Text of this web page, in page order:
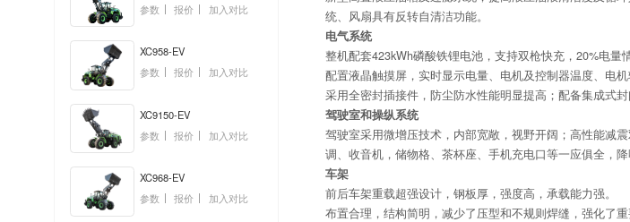
参数
报价 加入对比
XC958-EV
参数
报价 加入对比
XC9150-EV
参数
报价 加入对比
XC968-EV
参数
报价 加入对比
统、风扇具有反转自清洁功能。
电气系统
整机配套423kWh磷酸铁锂电池，支持双枪快充，20%电量
配置液晶触摸屏，实时显示电量、电机及控制器温度、电机
采用全密封插接件，防尘防水性能明显提高；配备集成式
驾驶室和操纵系统
驾驶室采用微增压技术，内部宽敞，视野开阔；高性能减
调、收音机，储物格、茶杯座、手机充电口等一应俱全，
车架
前后车架重载超强设计，钢板厚，强度高，承载能力强。
布置合理，结构简明，减少了压型和不规则焊缝，强化了